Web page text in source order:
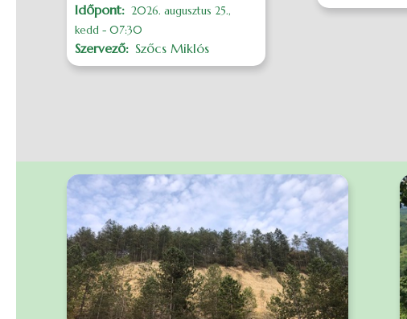
Időpont
2026. augusztus 25.,
kedd - 07:30
Szervező Szőcs Miklós